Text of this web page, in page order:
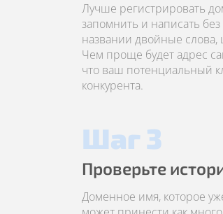
Лучше регистрировать
запомнить и написать
названии двойные
Чем проще будет адрес
что ваш потенциальный
конкурента.
Шаг 3
Проверьте
Доменное имя, которое